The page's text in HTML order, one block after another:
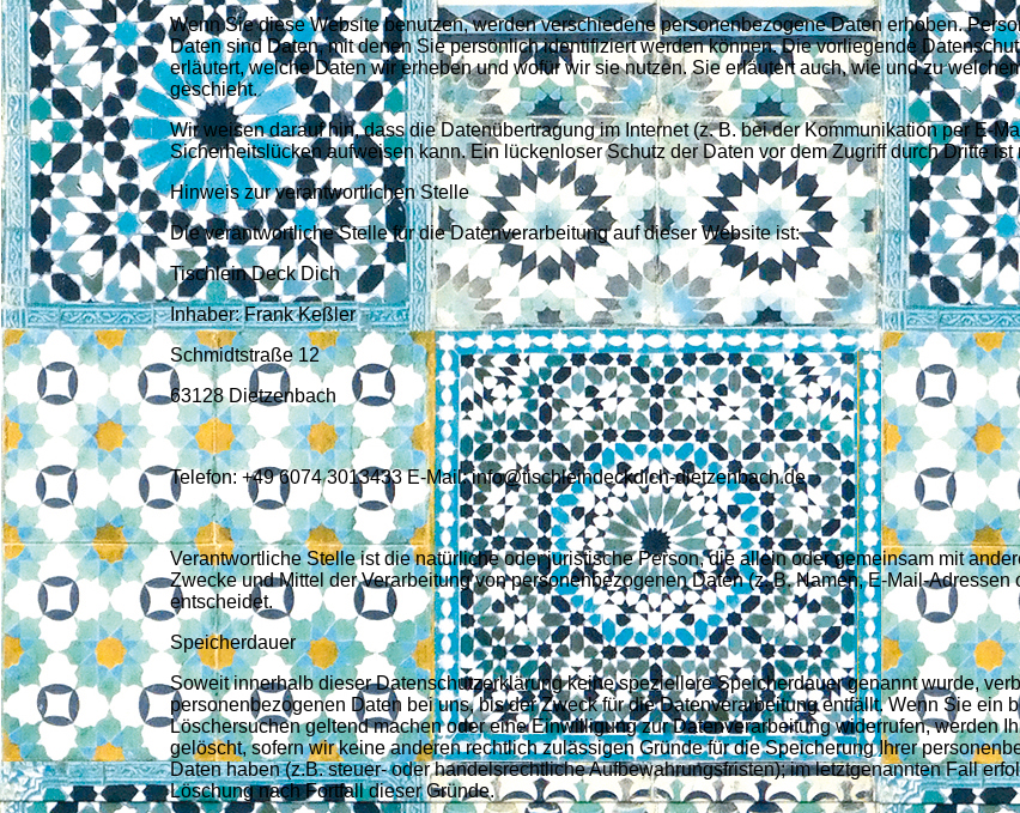
Wenn Sie diese Website benutzen, werden verschiedene personenbezogene Daten erhoben.
Daten sind Daten, mit denen Sie persönlich identifiziert werden können. Die vorliegende
erläutert, welche Daten wir erheben und wofür wir sie nutzen. Sie erläutert auch, wie und zu
geschieht.
Wir weisen darauf hin, dass die Datenübertragung im Internet (z. B. bei der Kommunikation per E-
Sicherheitslücken aufweisen kann. Ein lückenloser Schutz der Daten vor dem Zugriff durch Dritte ist
Hinweis zur verantwortlichen Stelle
Die verantwortliche Stelle für die Datenverarbeitung auf dieser Website ist:
Tischlein Deck Dich
Inhaber: Frank Keßler
Schmidtstraße 12
63128 Dietzenbach
Telefon: +49 6074 3013433 E-Mail: info@tischleindeckdich-dietzenbach.de
Verantwortliche Stelle ist die natürliche oder juristische Person, die allein oder gemeinsam mit
Zwecke und Mittel der Verarbeitung von personenbezogenen Daten (z. B. Namen, E-Mail-Adressen
entscheidet.
Speicherdauer
Soweit innerhalb dieser Datenschutzerklärung keine speziellere Speicherdauer genannt wurde,
personenbezogenen Daten bei uns, bis der Zweck für die Datenverarbeitung entfällt. Wenn Sie ein
Löschersuchen geltend machen oder eine Einwilligung zur Datenverarbeitung widerrufen, werden
gelöscht, sofern wir keine anderen rechtlich zulässigen Gründe für die Speicherung Ihrer
Daten haben (z.B. steuer- oder handelsrechtliche Aufbewahrungsfristen); im letztgenannten Fall
Löschung nach Fortfall dieser Gründe.